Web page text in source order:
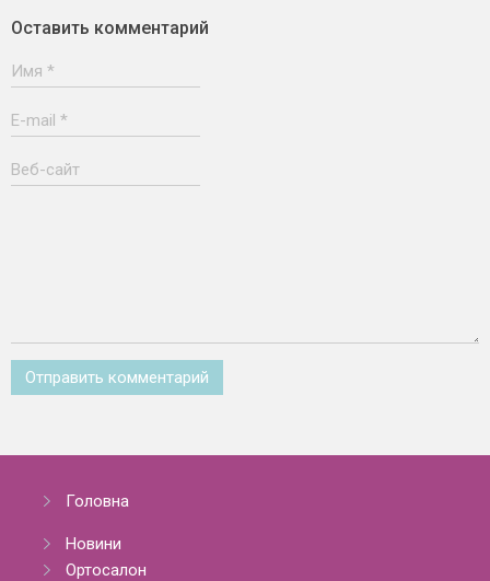
Оставить комментарий
Отправить комментарий
Головна
Новини
Ортосалон